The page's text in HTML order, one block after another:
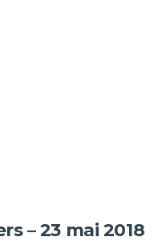
– 23 mai 2018